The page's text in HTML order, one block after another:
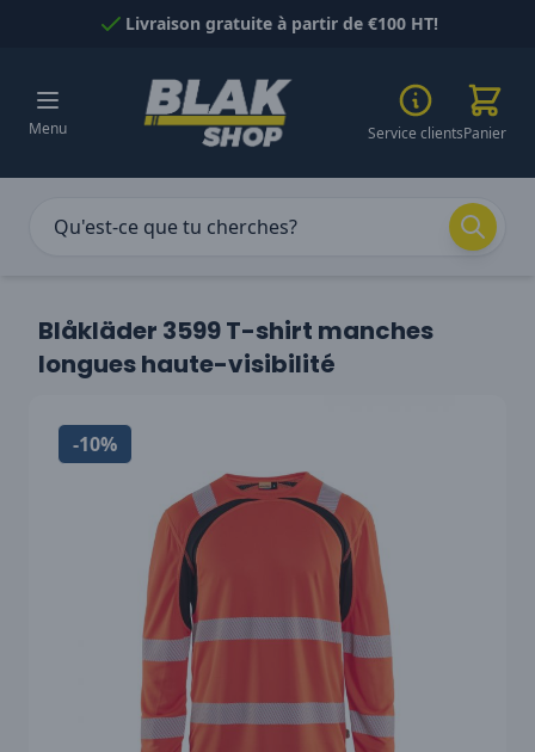
Passer au contenuLivraison gratuite à partir de €100 HT!
Menu Service clientsPanier
Blåkläder 3599 T-shirt manches
longues haute-visibilité
-10%